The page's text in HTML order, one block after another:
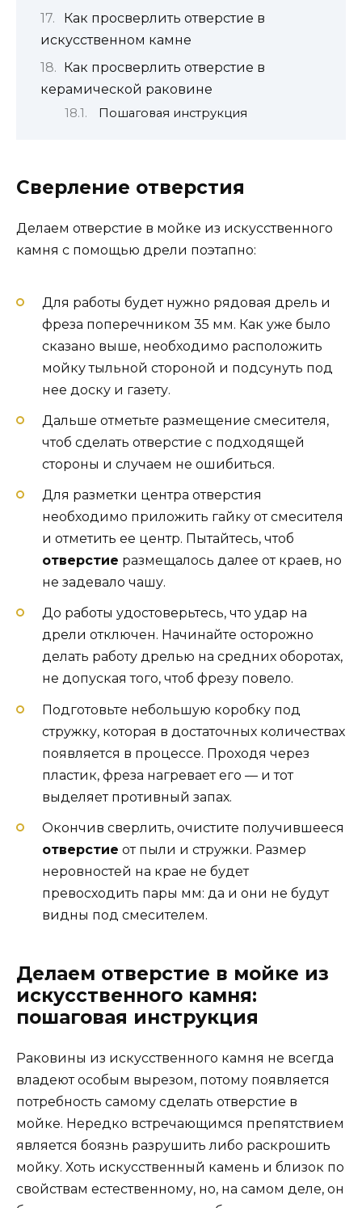
Как просверлить отверстие в
искусственном камне
Как просверлить отверстие в
керамической раковине
Пошаговая инструкция
Сверление отверстия
Делаем отверстие в мойке из искусственного
камня с помощью дрели поэтапно:
Для работы будет нужно рядовая дрель и
фреза поперечником 35 мм. Как уже было
сказано выше, необходимо расположить
мойку тыльной стороной и подсунуть под
нее доску и газету.
Дальше отметьте размещение смесителя,
чтоб сделать отверстие с подходящей
стороны и случаем не ошибиться.
Для разметки центра отверстия
необходимо приложить гайку от смесителя
и отметить ее центр. Пытайтесь, чтоб
отверстие размещалось далее от краев, но
не задевало чашу.
До работы удостоверьтесь, что удар на
дрели отключен. Начинайте осторожно
делать работу дрелью на средних оборотах,
не допуская того, чтоб фрезу повело.
Подготовьте небольшую коробку под
стружку, которая в достаточных количествах
появляется в процессе. Проходя через
пластик, фреза нагревает его — и тот
выделяет противный запах.
Окончив сверлить, очистите получившееся
отверстие от пыли и стружки. Размер
неровностей на крае не будет
превосходить пары мм: да и они не будут
видны под смесителем.
Делаем отверстие в мойке из
искусственного камня:
пошаговая инструкция
Раковины из искусственного камня не всегда
владеют особым вырезом, потому появляется
потребность самому сделать отверстие в
мойке. Нередко встречающимся препятствием
является боязнь разрушить либо раскрошить
мойку. Хоть искусственный камень и близок по
свойствам естественному, но, на самом деле, он